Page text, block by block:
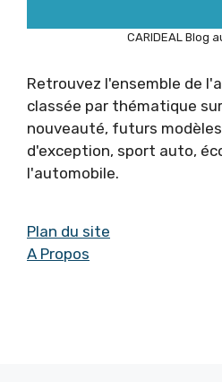
CARIDEAL Blog
Retrouvez l'ensemble de
classée par thématique
nouveauté, futurs
d'exception, sport auto,
l'automobile.
Plan du site
A Propos